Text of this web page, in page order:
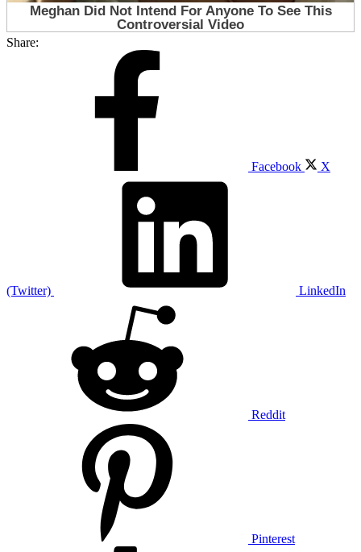
Share:
Facebook X
(Twitter) LinkedIn
Reddit
Pinterest